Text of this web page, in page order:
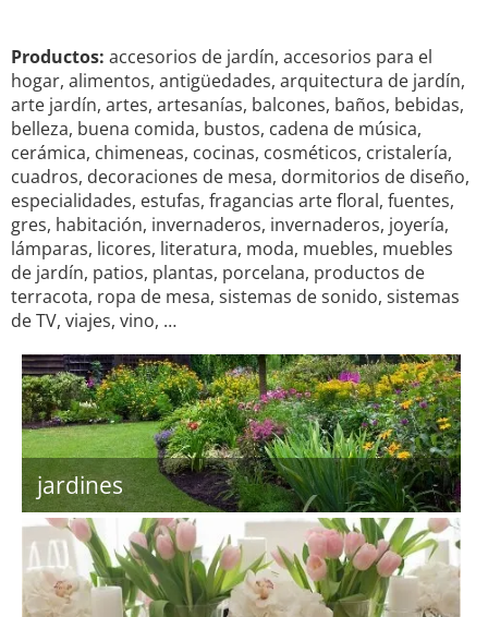
Productos: accesorios de jardín, accesorios para el
hogar, alimentos, antigüedades, arquitectura de jardín,
arte jardín, artes, artesanías, balcones, baños, bebidas,
belleza, buena comida, bustos, cadena de música,
cerámica, chimeneas, cocinas, cosméticos, cristalería,
cuadros, decoraciones de mesa, dormitorios de diseño,
especialidades, estufas, fragancias arte floral, fuentes,
gres, habitación, invernaderos, invernaderos, joyería,
lámparas, licores, literatura, moda, muebles, muebles
de jardín, patios, plantas, porcelana, productos de
terracota, ropa de mesa, sistemas de sonido, sistemas
de TV, viajes, vino, …
jardines